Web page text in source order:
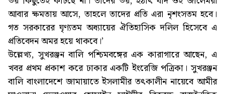
আবার ক্ষমতায় আসে, তাহলে তাদের প্রতি এরা নৃশংসতম হবে।
গত সরকারের ঘৃণ্যতম অধ্যায়ের ঐতিহাসিক দলিল হিসেবে এ
প্রতিবেদন অমর হয়ে থাকবে।’
উল্লেখ্য, সুখরঞ্জন বালি পশ্চিমবঙ্গের এক কারাগারে আছেন, এ
খবর প্রথম প্রকাশ করে ঢাকার একটি ইংরেজি পত্রিকা। সুখরঞ্জন
বালি বাংলাদেশে জামায়াতে ইসলামীর তৎকালীন নায়েবে আমীর